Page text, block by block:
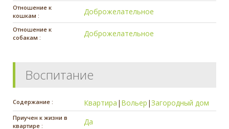
Отношение к
кошкам :
Доброжелательное
Отношение к
собакам :
Доброжелательное
Воспитание
Содержание : Квартира | Вольер |Загородный дом
Приучен к жизни в
квартире :
Да